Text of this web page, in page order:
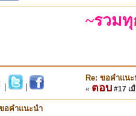
~รวม
Re: ขอคำแนะ
« ตอบ #17 เ
อคำแนะนำ